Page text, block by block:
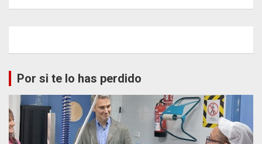
Por si te lo has perdido